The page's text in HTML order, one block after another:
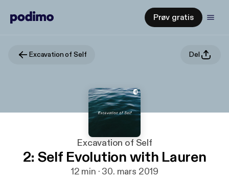
Prøv gratis
Excavation of Self Del
Excavation of Self
2: Self Evolution with Lauren
12 min · 30. mars 2019